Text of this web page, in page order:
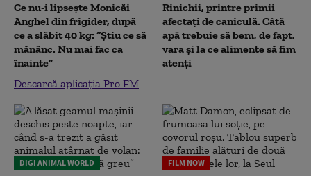
Ce nu-i lipsește Monicăi
Anghel din frigider, după
ce a slăbit 40 kg: “Știu ce să
mănânc. Nu mai fac ca
înainte”
Descarcă aplicația Pro FM
Rinichii, printre primii
afectați de caniculă. Câtă
apă trebuie să bem, de fapt,
vara și la ce alimente să fim
atenți
DIGI ANIMAL WORLD FILM NOW